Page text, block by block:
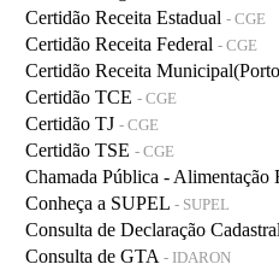
Certidão Receita Estadual - CGE
Certidão Receita Federal - CGE
Certidão Receita
Certidão TCE - CGE
Certidão TJ - CGE
Certidão TSE - CGE
Chamada Pública - Alimentação
Conheça a SUPEL - SUPEL
Consulta de Declaração Cadastral
Consulta de GTA - IDARON